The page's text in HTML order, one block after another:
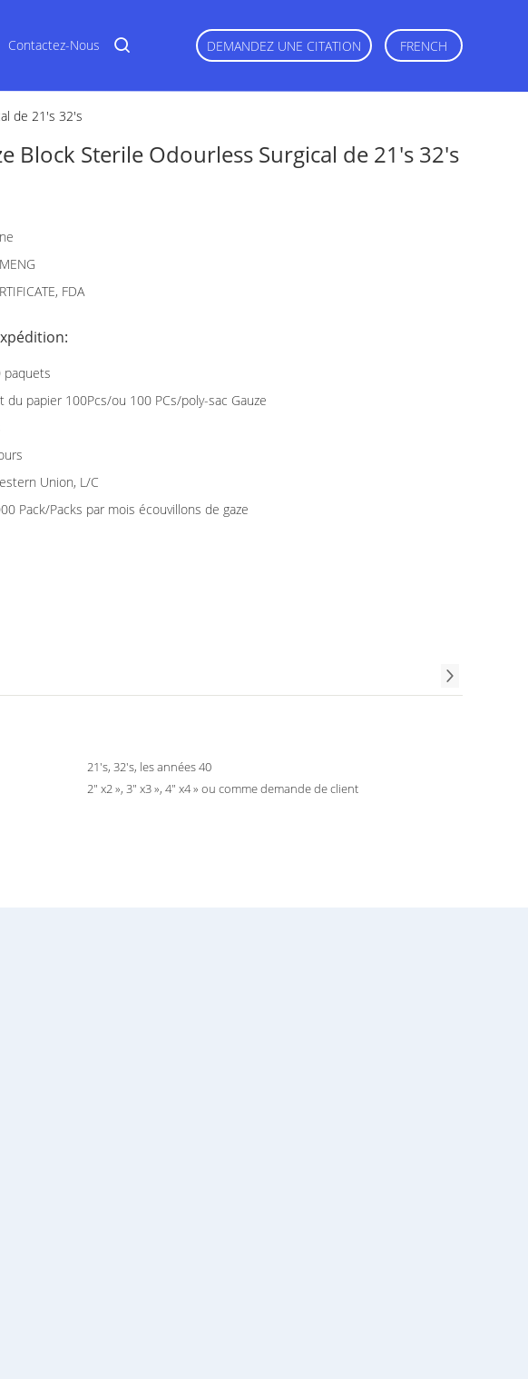
Contactez-Nous DEMANDEZ UNE CITATION FRENCH
de 21's 32's
Block Sterile Odourless Surgical de 21's 32's
FDA
paquets
du papier 100Pcs/ou 100 PCs/poly-sac Gauze
Union, L/C
Pack/Packs par mois écouvillons de gaze
21's, 32's, les années 40
2" x2 », 3" x3 », 4" x4 » ou comme demande de client